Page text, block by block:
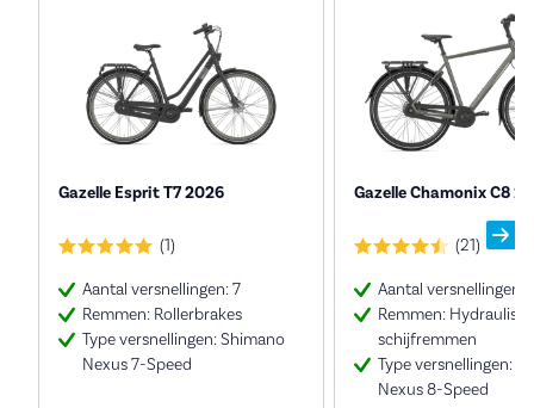
Gazelle Esprit T7 2026
(1)
Aantal versnellingen: 7
Remmen: Rollerbrakes
Type versnellingen: Shimano
Nexus 7-Speed
Gazelle Chamonix C8
(21)
Aantal versnellingen:
Remmen:
schijfremmen
Type versnellingen:
Nexus 8-Speed